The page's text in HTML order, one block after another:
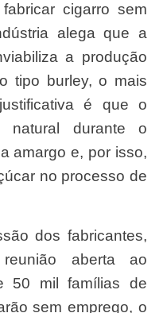
cigarro sem
alega que a
a produção
tipo burley, o mais
é que o
natural durante o
amargo e, por isso,
no processo de
aberta ao
50 mil famílias de
sem emprego, o